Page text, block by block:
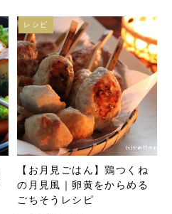
【お月見ごはん】鶏つくね
の月見風｜卵黄をからめる
ごちそうレシピ
レシピ